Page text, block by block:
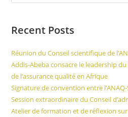
Recent Posts
Réunion du Conseil scientifique de
Addis-Abeba consacre le leadership
de l’assurance qualité en Afrique
Signature de convention entre l’ANAQ-
Session extraordinaire du Conseil
Atelier de formation et de réflexion